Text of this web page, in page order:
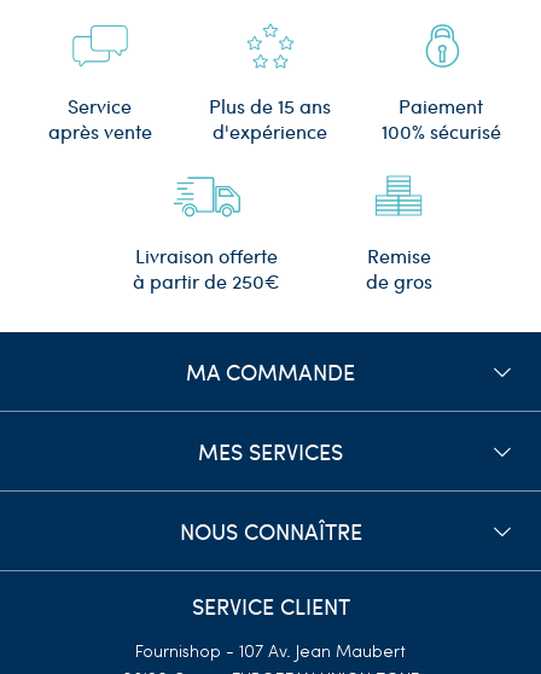
produits cosmétiques...
l'intérieur. Ainsi, cela ajoute une touche d'élégance et de mystère à votre
présentation.
Pochette bijoux organza
personnalisable
Aussi, il est possible de personnaliser vos pochettes organza/organdi
sur demande. Cette option est parfaite pour renforcer l'image
Une large gamme de pochettes
organza organdi pour bijoutiers et
autres commerçants
besoins. Que vous cherchiez une petite pochette pour un bijou délicat ou
disponible dans une variété de couleurs. Vous pouvez ainsi choisir la
Service
après vente
Plus de 15 ans
d'expérience
Paiement
100% sécurisé
Livraison offerte
à partir de 250€
Remise
de gros
MA COMMANDE
MES SERVICES
NOUS CONNAÎTRE
SERVICE CLIENT
Fournishop - 107 Av. Jean Maubert